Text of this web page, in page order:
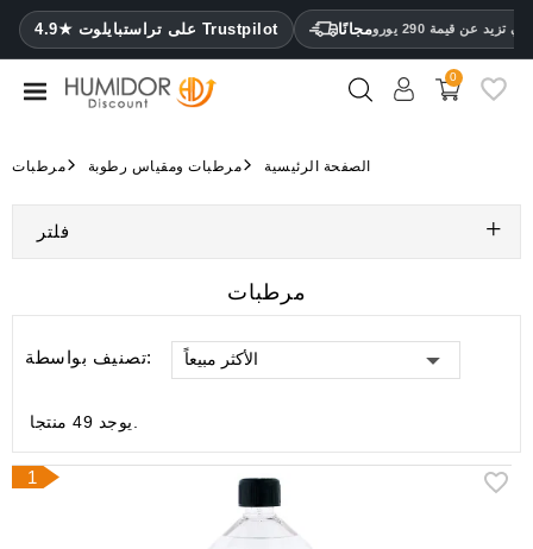
4.9★ على تراستبايلوت Trustpilot مجانًا عن قيمة 290 يورو CATEGORY
مرطب
ترطيب
محافظ
سيجار
ولاعات
مقصات
مرطبات
ومقياس
0
الصفحة الرئيسية مرطبات ومقياس رطوبة مرطبات
فلتر
مرطبات
تصنيف بواسطة: الأكثر مبيعاً
1